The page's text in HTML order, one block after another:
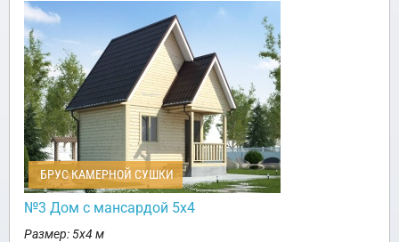
БРУС КАМЕРНОЙ СУШКИ
№3 Дом с мансардой 5х4
Размер: 5х4 м